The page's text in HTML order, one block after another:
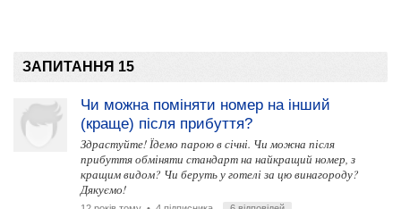
ЗАПИТАННЯ 15
Чи можна поміняти номер на інший
(краще) після прибуття?
Здрастуйте! Їдемо парою в січні. Чи можна після
прибуття обміняти стандарт на найкращий номер, з
кращим видом? Чи беруть у готелі за цю винагороду?
Дякуємо!